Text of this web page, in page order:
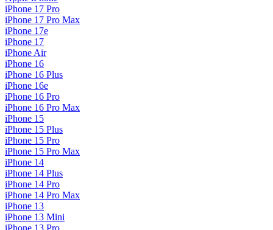
iPhone 17 Pro
iPhone 17 Pro Max
iPhone 17e
iPhone 17
iPhone Air
iPhone 16
iPhone 16 Plus
iPhone 16e
iPhone 16 Pro
iPhone 16 Pro Max
iPhone 15
iPhone 15 Plus
iPhone 15 Pro
iPhone 15 Pro Max
iPhone 14
iPhone 14 Plus
iPhone 14 Pro
iPhone 14 Pro Max
iPhone 13
iPhone 13 Mini
iPhone 13 Pro